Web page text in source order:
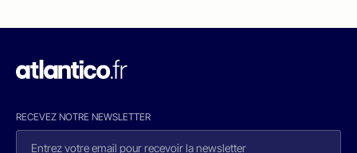
RECEVEZ NOTRE NEWSLETTER